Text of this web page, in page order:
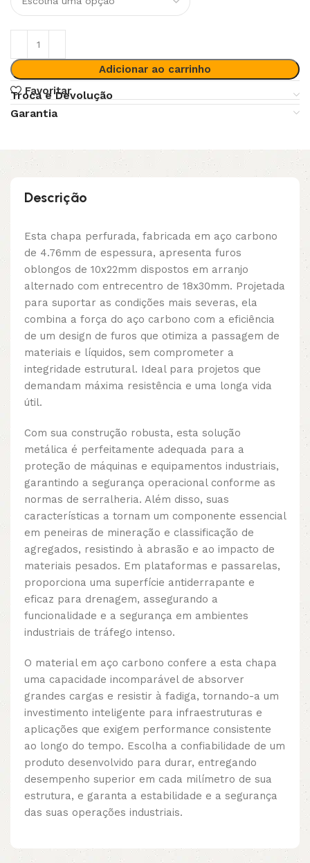
Adicionar ao carrinho
Favoritar
Troca e Devolução
Garantia
Descrição
Esta chapa perfurada, fabricada em aço carbono
de 4.76mm de espessura, apresenta furos
oblongos de 10x22mm dispostos em arranjo
alternado com entrecentro de 18x30mm. Projetada
para suportar as condições mais severas, ela
combina a força do aço carbono com a eficiência
de um design de furos que otimiza a passagem de
materiais e líquidos, sem comprometer a
integridade estrutural. Ideal para projetos que
demandam máxima resistência e uma longa vida
útil.
Com sua construção robusta, esta solução
metálica é perfeitamente adequada para a
proteção de máquinas e equipamentos industriais,
garantindo a segurança operacional conforme as
normas de serralheria. Além disso, suas
características a tornam um componente essencial
em peneiras de mineração e classificação de
agregados, resistindo à abrasão e ao impacto de
materiais pesados. Em plataformas e passarelas,
proporciona uma superfície antiderrapante e
eficaz para drenagem, assegurando a
funcionalidade e a segurança em ambientes
industriais de tráfego intenso.
O material em aço carbono confere a esta chapa
uma capacidade incomparável de absorver
grandes cargas e resistir à fadiga, tornando-a um
investimento inteligente para infraestruturas e
aplicações que exigem performance consistente
ao longo do tempo. Escolha a confiabilidade de um
produto desenvolvido para durar, entregando
desempenho superior em cada milímetro de sua
estrutura, e garanta a estabilidade e a segurança
das suas operações industriais.